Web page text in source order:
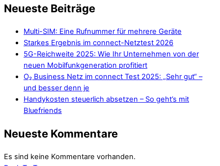
Neueste Beiträge
Multi-SIM: Eine Rufnummer für mehrere Geräte
Starkes Ergebnis im connect-Netztest 2026
5G-Reichweite 2025: Wie Ihr Unternehmen von der
neuen Mobilfunkgeneration profitiert
O₂ Business Netz im connect Test 2025: „Sehr gut“ –
und besser denn je
Handykosten steuerlich absetzen – So geht’s mit
Bluefriends
Neueste Kommentare
Es sind keine Kommentare vorhanden.